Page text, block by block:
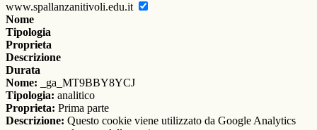
www.spallanzanitivoli.edu.it
Nome
Tipologia
Proprieta
Descrizione
Durata
Nome: _ga_MT9BBY8YCJ
Tipologia: analitico
Proprieta: Prima parte
Descrizione: Questo cookie viene utilizzato da Google Analytics